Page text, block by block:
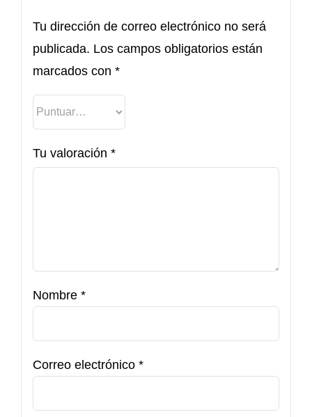
Tu dirección de correo electrónico no será
publicada. Los campos obligatorios están
marcados con *
Tu valoración *
Nombre *
Correo electrónico *